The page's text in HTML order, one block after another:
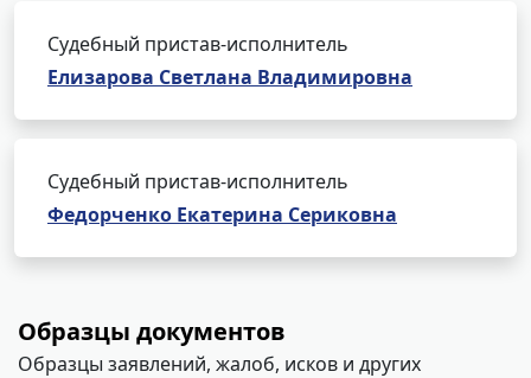
Судебный пристав-исполнитель
Елизарова Светлана Владимировна
Судебный пристав-исполнитель
Федорченко Екатерина Сериковна
Образцы документов
Образцы заявлений, жалоб, исков и других